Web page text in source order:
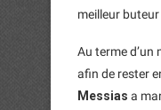
meilleur
Au terme d’un
afin de rester
Messias a